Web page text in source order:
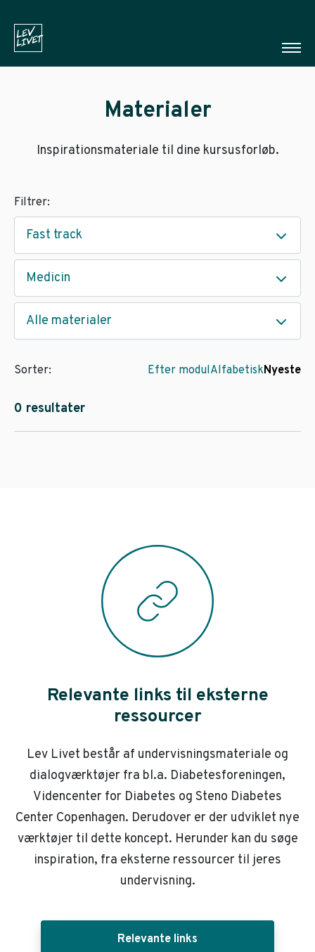
Materialer
Inspirationsmateriale til dine kursusforløb.
Filtrer:
Fast track
Medicin
Alle materialer
0 resultater
Sorter: Efter modulAlfabetiskNyeste
Relevante links til eksterne
ressourcer
Lev Livet består af undervisningsmateriale og
dialogværktøjer fra bl.a. Diabetesforeningen,
Videncenter for Diabetes og Steno Diabetes
Center Copenhagen. Derudover er der udviklet nye
værktøjer til dette koncept. Herunder kan du søge
inspiration, fra eksterne ressourcer til jeres
undervisning.
Relevante links